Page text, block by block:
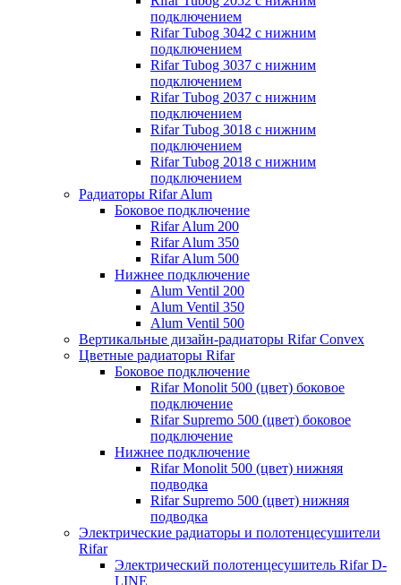
подключением
Rifar Tubog 3042 с нижним
подключением
Rifar Tubog 3037 с нижним
подключением
Rifar Tubog 2037 с нижним
подключением
Rifar Tubog 3018 с нижним
подключением
Rifar Tubog 2018 с нижним
подключением
Радиаторы Rifar Alum
Боковое подключение
Rifar Alum 200
Rifar Alum 350
Rifar Alum 500
Нижнее подключение
Alum Ventil 200
Alum Ventil 350
Alum Ventil 500
Вертикальные дизайн-радиаторы Rifar Convex
Цветные радиаторы Rifar
Боковое подключение
Rifar Monolit 500 (цвет) боковое
подключение
Rifar Supremo 500 (цвет) боковое
подключение
Нижнее подключение
Rifar Monolit 500 (цвет) нижняя
подводка
Rifar Supremo 500 (цвет) нижняя
подводка
Электрические радиаторы и полотенцесушители
Rifar
Электрический полотенцесушитель Rifar D-
LINE